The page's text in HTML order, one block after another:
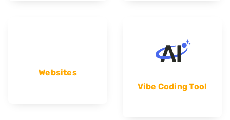
Websites
Vibe Coding Tool